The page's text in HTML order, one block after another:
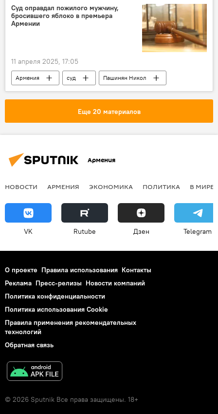
Общество
Суд оправдал пожилого мужчину,
бросившего яблоко в премьера
Армении
11 апреля 2025, 17:05
Армения суд
Пашинян Никол
Общество
Новости Армения
Еще 20 материалов
Армения
НОВОСТИ АРМЕНИЯ ЭКОНОМИКА ПОЛИТИКА В МИРЕ
VK Rutube Дзен Telegram
О проекте Правила использования Контакты
Реклама Пресс-релизы Новости компаний
Политика конфиденциальности
Политика использования Cookie
Правила применения рекомендательных
технологий
Обратная связь
© 2026 Sputnik Все права защищены. 18+